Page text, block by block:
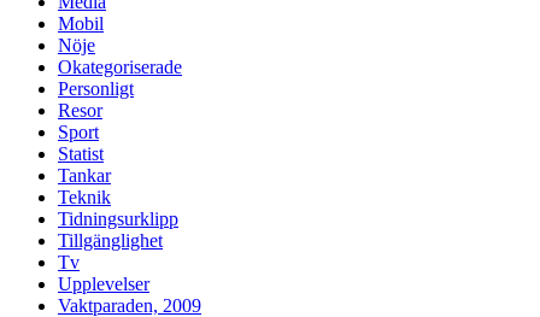
Mobil
Nöje
Okategoriserade
Personligt
Resor
Sport
Statist
Tankar
Teknik
Tidningsurklipp
Tillgänglighet
Tv
Upplevelser
Vaktparaden, 2009